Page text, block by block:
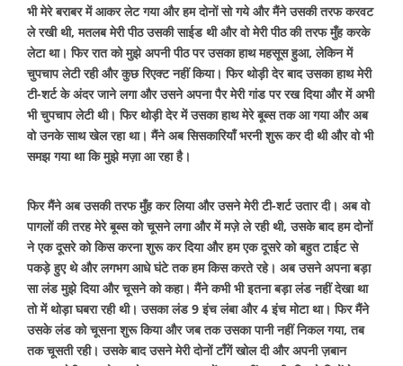
भी मेरे बराबर में आकर लेट गया और हम दोनों सो गये और मैंने उसकी तरफ करवट
ले रखी थी, मतलब मेरी पीठ उसकी साईड थी और वो मेरी पीठ की तरफ मुँह करके
लेटा था। फिर रात को मुझे अपनी पीठ पर उसका हाथ महसूस हुआ, लेकिन में
चुपचाप लेटी रही और कुछ रिएक्ट नहीं किया। फिर थोड़ी देर बाद उसका हाथ मेरी
टी-शर्ट के अंदर जाने लगा और उसने अपना पैर मेरी गांड पर रख दिया और में अभी
भी चुपचाप लेटी थी। फिर थोड़ी देर में उसका हाथ मेरे बूब्स तक आ गया और अब
वो उनके साथ खेल रहा था। मैंने अब सिसकारियाँ भरनी शुरू कर दी थी और वो भी
समझ गया था कि मुझे मज़ा आ रहा है।
फिर मैंने अब उसकी तरफ मुँह कर लिया और उसने मेरी टी-शर्ट उतार दी। अब वो
पागलों की तरह मेरे बूब्स को चूसने लगा और में मज़े ले रही थी, उसके बाद हम दोनों
ने एक दूसरे को किस करना शुरू कर दिया और हम एक दूसरे को बहुत टाईट से
पकड़े हुए थे और लगभग आधे घंटे तक हम किस करते रहे। अब उसने अपना बड़ा
सा लंड मुझे दिया और चूसने को कहा। मैंने कभी भी इतना बड़ा लंड नहीं देखा था
तो में थोड़ा घबरा रही थी। उसका लंड 9 इंच लंबा और 4 इंच मोटा था। फिर मैंने
उसके लंड को चूसना शुरू किया और जब तक उसका पानी नहीं निकल गया, तब
तक चूसती रही। उसके बाद उसने मेरी दोनों टाँगें खोल दी और अपनी ज़बान